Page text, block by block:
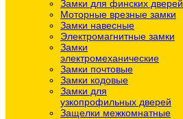
Замки для финских дверей
Моторные врезные замки
Замки навесные
Электромагнитные замки
Замки
электромеханические
Замки почтовые
Замки кодовые
Замки для
узкопрофильных дверей
Защелки межкомнатные